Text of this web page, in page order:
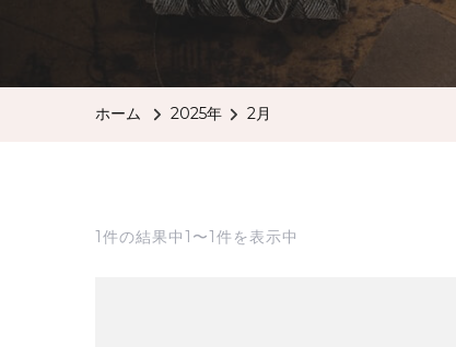
ホーム 2025年 2月
1件の結果中1〜1件を表示中